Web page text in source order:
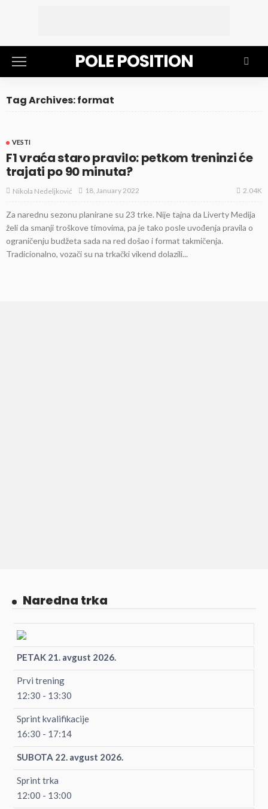
POLE POSITION
Tag Archives: format
VESTI
F1 vraća staro pravilo: petkom treninzi će
trajati po 90 minuta?
Nikola Nedeljković 18, January 2022 2.04K
Za narednu sezonu planirane su 23 trke. Nije tajna da Liverty Medija
želi da smanji troškove timovima, pa je tako posle uvođenja pravila o
ograničenju budžeta sada na red došao i format takmičenja.
Tradicionalno, vozači su na trkački vikend dolazili...
Naredna trka
PETAK 21. avgust 2026.
Prvi trening
12:30 - 13:30
Sprint kvalifikacije
16:30 - 17:14
SUBOTA 22. avgust 2026.
Sprint trka
12:00 - 13:00